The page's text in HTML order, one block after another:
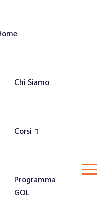
Chi Siamo
Corsi
Programma
GOL